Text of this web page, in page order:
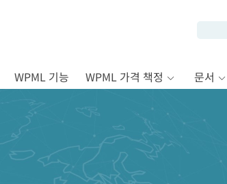
WPML 기능 WPML 가격 책정 문서